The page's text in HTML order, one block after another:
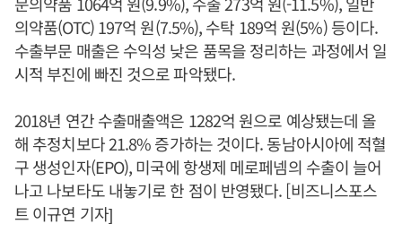
의약품(OTC) 197억 원(7.5%), 수탁 189억 원(5%) 등이다.
수출부문 매출은 수익성 낮은 품목을 정리하는 과정에서 일
시적 부진에 빠진 것으로 파악됐다.
2018년 연간 수출매출액은 1282억 원으로 예상됐는데 올
해 추정치보다 21.8% 증가하는 것이다. 동남아시아에 적혈
구 생성인자(EPO), 미국에 항생제 메로페넴의 수출이 늘어
나고 나보타도 내놓기로 한 점이 반영됐다. [비즈니스포스
트 이규연 기자]